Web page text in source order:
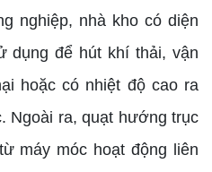
nghiệp, nhà kho có diện
dụng để hút khí thải, vận
hoặc có nhiệt độ cao ra
Ngoài ra, quạt hướng trục
máy móc hoạt động liên